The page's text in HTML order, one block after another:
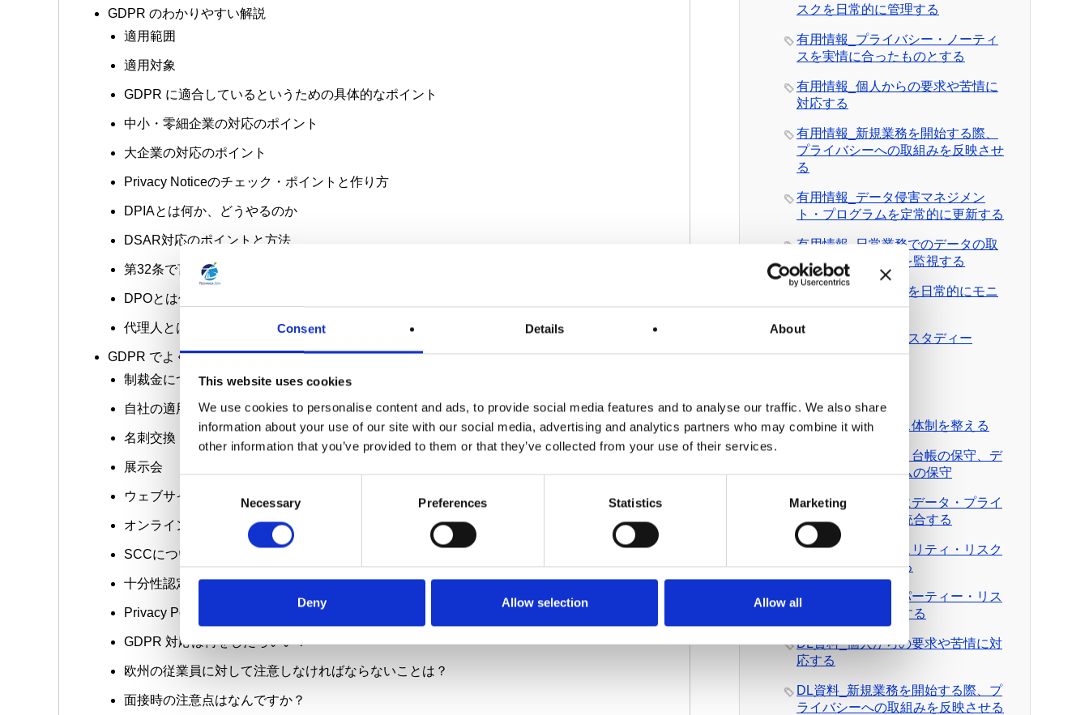
Consent Details About
This website uses cookies
We use cookies to personalise content and ads, to provide social media features and to analyse our traffic. We also share
information about your use of our site with our social media, advertising and analytics partners who may combine it with
other information that you’ve provided to them or that they’ve collected from your use of their services.
n
n
e
e
c
Necessary Preferences Statistics Marketing
Deny Allow selection Allow all
GDPR のわかりやすい解説
適用範囲
適用対象
GDPR に適合しているというための具体的なポイント
中小・零細企業の対応のポイント
大企業の対応のポイント
Privacy Noticeのチェック・ポイントと作り方
DPIAとは何か、どうやるのか
DSAR対応のポイントと方法
第32条で言及される安全保護策とは
DPOとは何か、組織は何をすべきか
代理人とは何か、どう任命し、コストはどれくらいかかるのか
GDPR でよくある質問
制裁金について
自社の適用の有無についての判断、他社の動向
名刺交換
展示会
ウェブサイト対応
オンライン・マーケティング
SCCについて
十分性認定について
Privacy Policy や Privacy Notice のテンプレート
GDPR 対応は何をしたらいい？
欧州の従業員に対して注意しなければならないことは？
面接時の注意点はなんですか？
スクを日常的に管理する
有用情報_プライバシー・ノーティ
スを実情に合ったものとする
有用情報_個人からの要求や苦情に
対応する
有用情報_新規業務を開始する際、
プライバシーへの取組みを反映させ
る
有用情報_データ侵害マネジメン
ト・プログラムを定常的に更新する
有用情報_日常業務でのデータの取
扱いとルール遵守を監視する
有用情報_外部情報を日常的にモニ
ターする
有用情報_ケース・スタディー
DL資料_ガバナンス体制を整える
DL資料_個人データ台帳の保守、デ
ータ移転メカニズムの保守
DL資料_日常業務にデータ・プライ
バシーの考え方を統合する
DL資料_情報セキュリティ・リスク
を日常的に管理する
DL資料_サード・パーティー・リス
クを日常的に管理する
DL資料_個人からの要求や苦情に対
応する
DL資料_新規業務を開始する際、プ
ライバシーへの取組みを反映させる